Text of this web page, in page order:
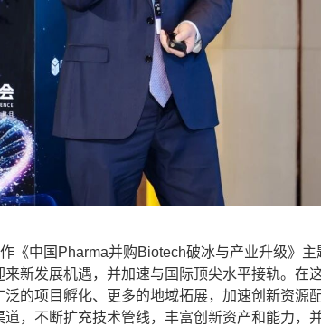
中国Pharma并购Biotech破冰与产业升级》主
新发展机遇，并加速与国际顶尖水平接轨。在
的项目孵化、更多的地域拓展，加速创新资源
，不断扩充技术管线，丰富创新资产和能力，